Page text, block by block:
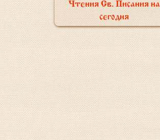
Чтения Св. Писания на
сегодня